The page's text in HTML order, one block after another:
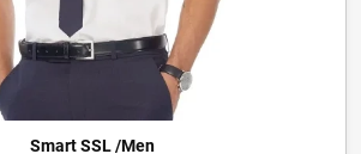
Smart SSL /Men